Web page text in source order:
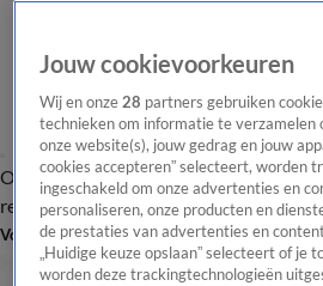
Overzicht Laatste nieuws Regionieuws Het
redactie
Volg Hart van Nederland
Jouw cookievoorkeuren
Wij en onze28 partners gebruiken
technieken om informatie te verzamelen
onze website(s), jouw gedrag en jouw
cookies accepteren” selecteert, worden
ingeschakeld om onze advertenties en
personaliseren, onze producten en
de prestaties van advertenties en
„Huidige keuze opslaan” selecteert of je
worden deze trackingtechnologieën